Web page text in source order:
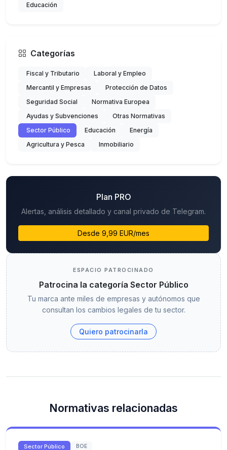
Educación
Categorías
Fiscal y Tributario
Laboral y Empleo
Mercantil y Empresas
Protección de Datos
Seguridad Social
Normativa Europea
Ayudas y Subvenciones
Otras Normativas
Sector Público
Educación
Energía
Agricultura y Pesca
Inmobiliario
Plan PRO
Alertas, análisis detallado y canal privado de Telegram.
Desde 9,99 EUR/mes
ESPACIO PATROCINADO
Patrocina la categoría Sector Público
Tu marca ante miles de empresas y autónomos que
consultan los cambios legales de tu sector.
Quiero patrocinarla
Normativas relacionadas
Sector Público BOE